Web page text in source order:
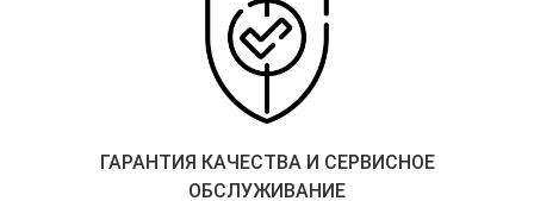
ГАРАНТИЯ КАЧЕСТВА И СЕРВИСНОЕ
ОБСЛУЖИВАНИЕ